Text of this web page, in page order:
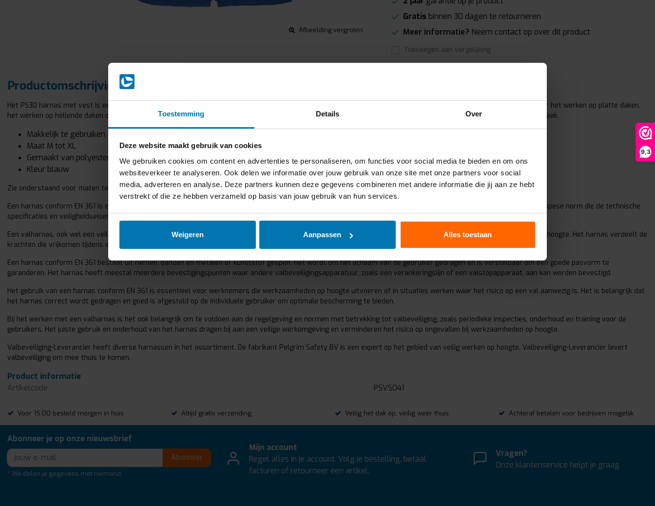
Toestemming Details Over
Deze website maakt gebruik van cookies
We gebruiken cookies om content en advertenties te personaliseren, om functies voor social media te bieden en om ons
websiteverkeer te analyseren. Ook delen we informatie over jouw gebruik van onze site met onze partners voor social
media, adverteren en analyse. Deze partners kunnen deze gegevens combineren met andere informatie die jij aan ze hebt
verstrekt of die ze hebben verzameld op basis van jouw gebruik van hun services.
Weigeren Aanpassen Alles toestaan
9,3
Afbeelding vergroten
Gratis binnen 30 dagen te retourneren
Meer informatie? Neem contact op over dit product
Toevoegen aan vergelijking
Productomschrijving
Het PS30 harnas met vest is een lichtgewicht harnas welke gemakkelijk gebruikt kan worden. Het PS 30 harnas voldoet aan de EN361 norm en word veelal gebruikt voor het werken op platte daken,
het werken op hellende daken of in steigers en hoogwerkers. Dit harnas is voorzien van een D-ring op de rug en op de borst door middel van een meegeleverd karabijnhaak.
Makkelijk te gebruiken
Maat M tot XL
Gemaakt van polyester en de ringen zijn van gegalvaniseerd staal
Kleur blauw
Zie onderstaand voor maten tabel.
Een harnas conform EN 361 is een type persoonlijke beschermingsuitrusting (PBM) dat wordt gebruikt als onderdeel van een valbeveiligingssysteem. EN 361 is een Europese norm die de technische
specificaties en veiligheidseisen vaststelt voor valharnassen.
Een valharnas, ook wel een veiligheidsharnas genoemd, is ontworpen om het lichaam van de gebruiker te ondersteunen en te beschermen in het geval van een val van hoogte. Het harnas verdeelt de
krachten die vrijkomen tijdens een val over het lichaam, waardoor de impact op vitale organen wordt verminderd en het risico op ernstig letsel wordt beperkt.
Een harnas conform EN 361 bestaat uit riemen, banden en metalen of kunststof gespen. Het wordt om het lichaam van de gebruiker gedragen en is verstelbaar om een goede pasvorm te
garanderen. Het harnas heeft meestal meerdere bevestigingspunten waar andere valbeveiligingsapparatuur, zoals een verankeringslijn of een valstopapparaat, aan kan worden bevestigd.
Het gebruik van een harnas conform EN 361 is essentieel voor werknemers die werkzaamheden op hoogte uitvoeren of in situaties werken waar het risico op een val aanwezig is. Het is belangrijk dat
het harnas correct wordt gedragen en goed is afgesteld op de individuele gebruiker om optimale bescherming te bieden.
Bij het werken met een valharnas is het ook belangrijk om te voldoen aan de regelgeving en normen met betrekking tot valbeveiliging, zoals periodieke inspecties, onderhoud en training voor de
gebruikers. Het juiste gebruik en onderhoud van het harnas dragen bij aan een veilige werkomgeving en verminderen het risico op ongevallen bij werkzaamheden op hoogte.
Valbeveiliging-Leverancier heeft diverse harnassen in het assortiment. De fabrikant Pelgrim Safety BV is een expert op het gebied van veilig werken op hoogte. Valbeveiliging-Leverancier levert
valbeveiliging om mee thuis te komen.
Product informatie
Artikelcode
PSVS041
Voor 15:00 besteld morgen in huis Altijd gratis verzending Veilig het dak op, veilig weer thuis Achteraf betalen voor bedrijven mogelijk
Abonneer je op onze nieuwsbrief
Abonneer
* We delen je gegevens met niemand.
Mijn account
Regel alles in je account. Volg je bestelling, betaal
facturen of retourneer een artikel.
Vragen?
Onze klantenservice helpt je graag